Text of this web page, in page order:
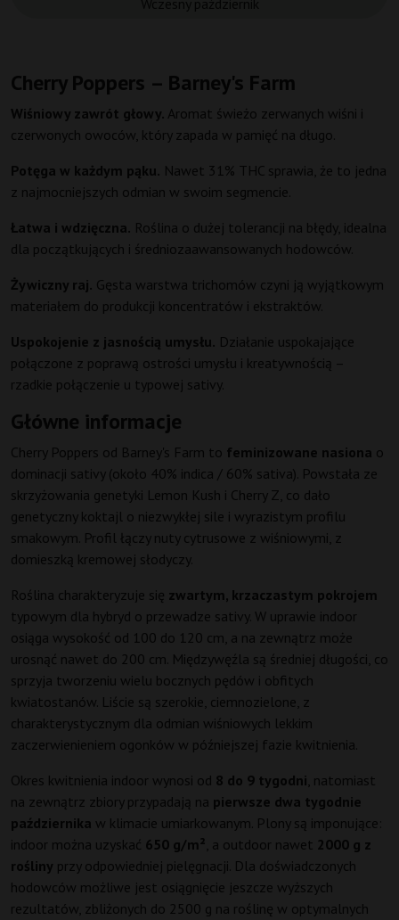
Cherry Poppers – Barney's Farm
Wiśniowy zawrót głowy. Aromat świeżo zerwanych wiśni i
czerwonych owoców, który zapada w pamięć na długo.
Potęga w każdym pąku. Nawet 31% THC sprawia, że to jedna
z najmocniejszych odmian w swoim segmencie.
Łatwa i wdzięczna. Roślina o dużej tolerancji na błędy, idealna
dla początkujących i średniozaawansowanych hodowców.
Żywiczny raj. Gęsta warstwa trichomów czyni ją wyjątkowym
materiałem do produkcji koncentratów i ekstraktów.
Uspokojenie z jasnością umysłu. Działanie uspokajające
połączone z poprawą ostrości umysłu i kreatywnością –
rzadkie połączenie u typowej sativy.
Główne informacje
Cherry Poppers od Barney's Farm to feminizowane nasiona o
dominacji sativy (około 40% indica / 60% sativa). Powstała ze
skrzyżowania genetyki Lemon Kush i Cherry Z, co dało
genetyczny koktajl o niezwykłej sile i wyrazistym profilu
smakowym. Profil łączy nuty cytrusowe z wiśniowymi, z
domieszką kremowej słodyczy.
Roślina charakteryzuje się zwartym, krzaczastym pokrojem
typowym dla hybryd o przewadze sativy. W uprawie indoor
osiąga wysokość od 100 do 120 cm, a na zewnątrz może
urosnąć nawet do 200 cm. Międzywęźla są średniej długości, co
sprzyja tworzeniu wielu bocznych pędów i obfitych
kwiatostanów. Liście są szerokie, ciemnozielone, z
charakterystycznym dla odmian wiśniowych lekkim
zaczerwienieniem ogonków w późniejszej fazie kwitnienia.
Okres kwitnienia indoor wynosi od 8 do 9 tygodni , natomiast
na zewnątrz zbiory przypadają na pierwsze dwa tygodnie
października w klimacie umiarkowanym. Plony są imponujące:
indoor można uzyskać 650 g/m² , a outdoor nawet 2000 g z
rośliny przy odpowiedniej pielęgnacji. Dla doświadczonych
hodowców możliwe jest osiągnięcie jeszcze wyższych
rezultatów, zbliżonych do 2500 g na roślinę w optymalnych